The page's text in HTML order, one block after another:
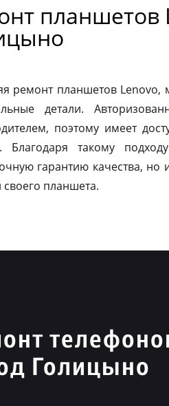
планшетов
ремонт планшетов Lenovo,
детали.
поэтому имеет
Благодаря такому
гарантию качества,
планшета.
Голицыно